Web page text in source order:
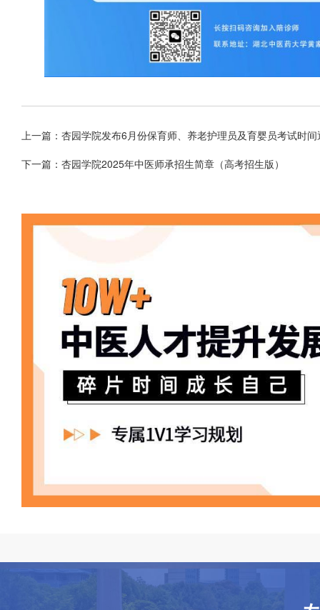
上一篇： 杏园学院发布6月份保育师、养老护理员及育婴员考试时间
下一篇： 杏园学院2025年中医师承招生简章（高考招生版）